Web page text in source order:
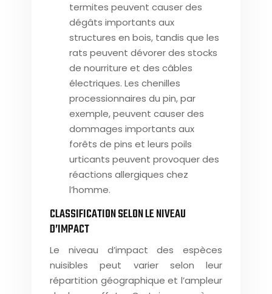
termites peuvent causer des
dégâts importants aux
structures en bois, tandis que les
rats peuvent dévorer des stocks
de nourriture et des câbles
électriques. Les chenilles
processionnaires du pin, par
exemple, peuvent causer des
dommages importants aux
forêts de pins et leurs poils
urticants peuvent provoquer des
réactions allergiques chez
l’homme.
CLASSIFICATION SELON LE NIVEAU
D’IMPACT
Le niveau d’impact des espèces
nuisibles peut varier selon leur
répartition géographique et l’ampleur